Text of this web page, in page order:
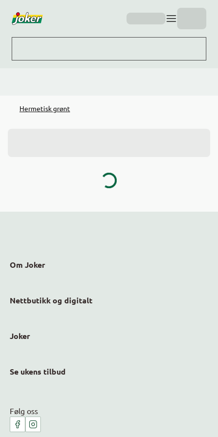
Hermetisk grønt
Om Joker
Nettbutikk og digitalt
Joker
Se ukens tilbud
Følg oss